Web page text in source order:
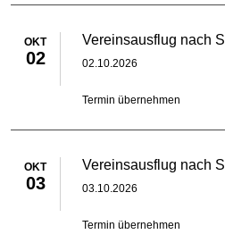
OKT
02
Vereinsausflug nach
02.10.2026
Termin übernehmen
OKT
03
Vereinsausflug nach
03.10.2026
Termin übernehmen